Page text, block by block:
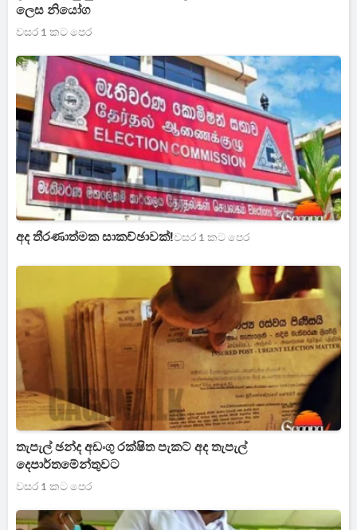
ලෙස නියෝග
වසර 1 කට පෙර
අද තීරණාත්මක සාකච්ඡාවක්!වසර 1 කට පෙර
තැපැල් ඡන්ද අඩංගු රක්ෂිත පැකට් අද තැපැල්
දෙපාර්තමේන්තුවට
වසර 1 කට පෙර